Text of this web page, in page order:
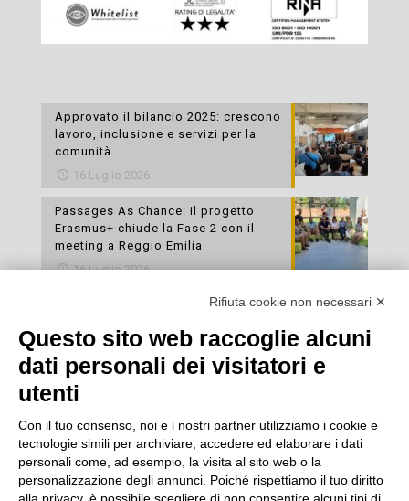
Approvato il bilancio 2025: crescono
lavoro, inclusione e servizi per la
comunità
16 Luglio 2026
Passages As Chance: il progetto
Erasmus+ chiude la Fase 2 con il
meeting a Reggio Emilia
16 Luglio 2026
Esami di laboratorio preventivi
cura della propria salute
16 Luglio 2026
Rifiuta cookie non necessari ✕
Questo sito web raccoglie alcuni
dati personali dei visitatori e
utenti
Con il tuo consenso, noi e i nostri partner utilizziamo i cookie e
tecnologie simili per archiviare, accedere ed elaborare i dati
personali come, ad esempio, la visita al sito web o la
personalizzazione degli annunci. Poiché rispettiamo il tuo diritto